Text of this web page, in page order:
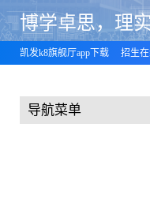
凯发k8旗舰厅app下载 招生
导航菜单